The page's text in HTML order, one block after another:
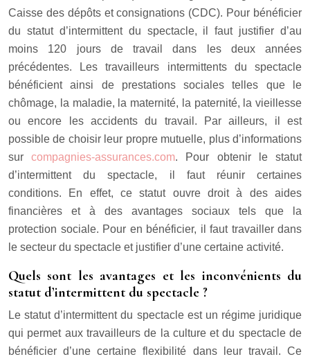
Caisse des dépôts et consignations (CDC). Pour bénéficier
du statut d’intermittent du spectacle, il faut justifier d’au
moins 120 jours de travail dans les deux années
précédentes. Les travailleurs intermittents du spectacle
bénéficient ainsi de prestations sociales telles que le
chômage, la maladie, la maternité, la paternité, la vieillesse
ou encore les accidents du travail. Par ailleurs, il est
possible de choisir leur propre mutuelle, plus d’informations
surcompagnies-assurances.com. Pour obtenir le statut
d’intermittent du spectacle, il faut réunir certaines
conditions. En effet, ce statut ouvre droit à des aides
financières et à des avantages sociaux tels que la
protection sociale. Pour en bénéficier, il faut travailler dans
le secteur du spectacle et justifier d’une certaine activité.
Quels sont les avantages et les inconvénients du
statut d’intermittent du spectacle ?
Le statut d’intermittent du spectacle est un régime juridique
qui permet aux travailleurs de la culture et du spectacle de
bénéficier d’une certaine flexibilité dans leur travail. Ce